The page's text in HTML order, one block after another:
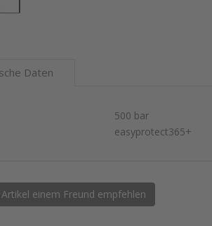
Daten
500 bar
easyprotect365+
einem Freund empfehlen